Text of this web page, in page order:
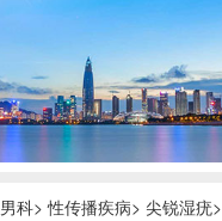
男科>性传播疾病> 尖锐湿疣>